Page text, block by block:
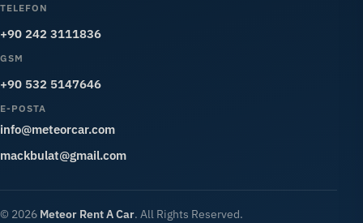
TELEFON
+90 242 3111836
GSM
+90 532 5147646
E-POSTA
info@meteorcar.com
mackbulat@gmail.com
© 2026 Meteor Rent A Car. All Rights Reserved.